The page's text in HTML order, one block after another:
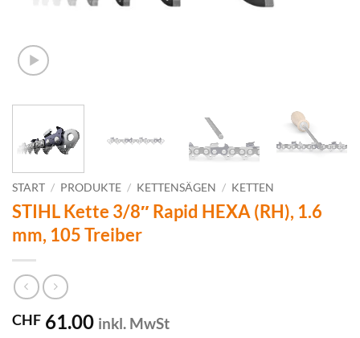
START / PRODUKTE / KETTENSÄGEN / KETTEN
STIHL Kette 3/8″ Rapid HEXA (RH), 1.6
mm, 105 Treiber
CHF 61.00 inkl. MwSt